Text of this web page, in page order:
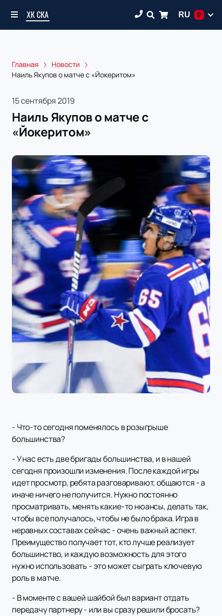
ХК СКА RU ₽
Главная
Новости
​Наиль Якупов о матче с «Йокеритом»
15 сентября 2019
​Наиль Якупов о матче с
«Йокеритом»
- Что-то сегодня поменялось в розыгрыше
большинства?
- У нас есть две бригады большинства, и в нашей
сегодня произошли изменения. После каждой игры
идет просмотр, ребята разговаривают, общаются - а
иначе ничего не получится. Нужно постоянно
просматривать, менять какие-то нюансы, делать так,
чтобы все получалось, чтобы не было брака. Игра в
неравных составах сейчас - очень важный аспект.
Преимущество получает тот, кто лучше реализует
большинство, и каждую возможность для этого
нужно использовать - это может сыграть ключевую
роль в матче.
- В моменте с вашей шайбой был вариант отдать
передачу партнеру - или вы сразу решили бросать?